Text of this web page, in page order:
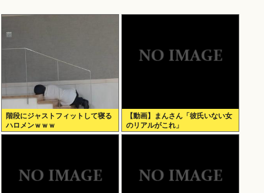
階段にジャストフィットして寝る
ハロメンｗｗｗ
【動画】まんさん「彼氏いない女
のリアルがこれ」